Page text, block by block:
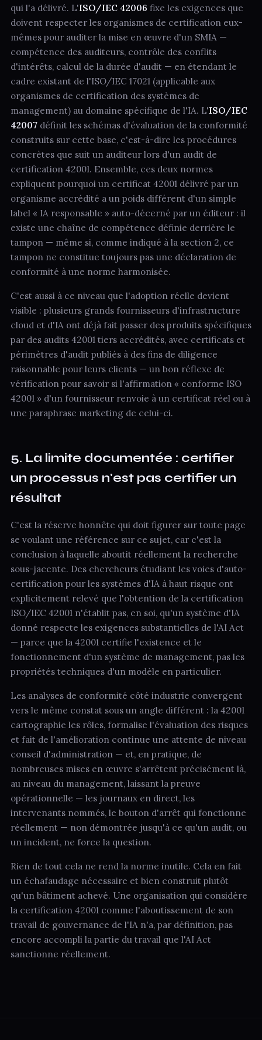
qui l'a délivré. L'ISO/IEC 42006 fixe les exigences que
doivent respecter les organismes de certification eux-
mêmes pour auditer la mise en œuvre d'un SMIA —
compétence des auditeurs, contrôle des conflits
d'intérêts, calcul de la durée d'audit — en étendant le
cadre existant de l'ISO/IEC 17021 (applicable aux
organismes de certification des systèmes de
management) au domaine spécifique de l'IA. L'ISO/IEC
42007définit les schémas d'évaluation de la conformité
construits sur cette base, c'est-à-dire les procédures
concrètes que suit un auditeur lors d'un audit de
certification 42001. Ensemble, ces deux normes
expliquent pourquoi un certificat 42001 délivré par un
organisme accrédité a un poids différent d'un simple
label « IA responsable » auto-décerné par un éditeur : il
existe une chaîne de compétence définie derrière le
tampon — même si, comme indiqué à la section 2, ce
tampon ne constitue toujours pas une déclaration de
conformité à une norme harmonisée.
C'est aussi à ce niveau que l'adoption réelle devient
visible : plusieurs grands fournisseurs d'infrastructure
cloud et d'IA ont déjà fait passer des produits spécifiques
par des audits 42001 tiers accrédités, avec certificats et
périmètres d'audit publiés à des fins de diligence
raisonnable pour leurs clients — un bon réflexe de
vérification pour savoir si l'affirmation « conforme ISO
42001 » d'un fournisseur renvoie à un certificat réel ou à
une paraphrase marketing de celui-ci.
5. La limite documentée : certifier
un processus n'est pas certifier un
résultat
C'est la réserve honnête qui doit figurer sur toute page
se voulant une référence sur ce sujet, car c'est la
conclusion à laquelle aboutit réellement la recherche
sous-jacente. Des chercheurs étudiant les voies d'auto-
certification pour les systèmes d'IA à haut risque ont
explicitement relevé que l'obtention de la certification
ISO/IEC 42001 n'établit pas, en soi, qu'un système d'IA
donné respecte les exigences substantielles de l'AI Act
— parce que la 42001 certifie l'existence et le
fonctionnement d'un système de management, pas les
propriétés techniques d'un modèle en particulier.
Les analyses de conformité côté industrie convergent
vers le même constat sous un angle différent : la 42001
cartographie les rôles, formalise l'évaluation des risques
et fait de l'amélioration continue une attente de niveau
conseil d'administration — et, en pratique, de
nombreuses mises en œuvre s'arrêtent précisément là,
au niveau du management, laissant la preuve
opérationnelle — les journaux en direct, les
intervenants nommés, le bouton d'arrêt qui fonctionne
réellement — non démontrée jusqu'à ce qu'un audit, ou
un incident, ne force la question.
Rien de tout cela ne rend la norme inutile. Cela en fait
un échafaudage nécessaire et bien construit plutôt
qu'un bâtiment achevé. Une organisation qui considère
la certification 42001 comme l'aboutissement de son
travail de gouvernance de l'IA n'a, par définition, pas
encore accompli la partie du travail que l'AI Act
sanctionne réellement.